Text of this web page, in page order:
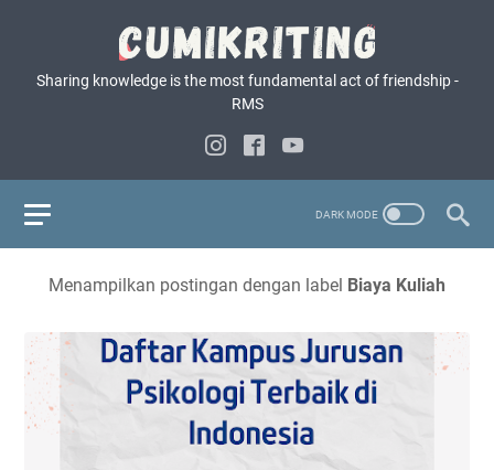
Sharing knowledge is the most fundamental act of friendship -
RMS
Menampilkan postingan dengan label Biaya Kuliah